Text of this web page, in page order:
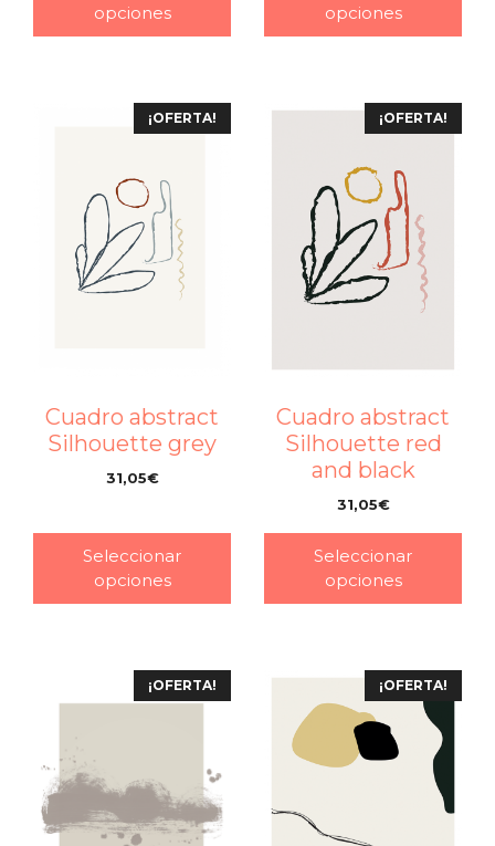
opciones
opciones
¡OFERTA!
Cuadro abstract
Silhouette grey
31,05€
Seleccionar
opciones
¡OFERTA!
Cuadro abstract
Silhouette red
and black
31,05€
Seleccionar
opciones
¡OFERTA! ¡OFERTA!